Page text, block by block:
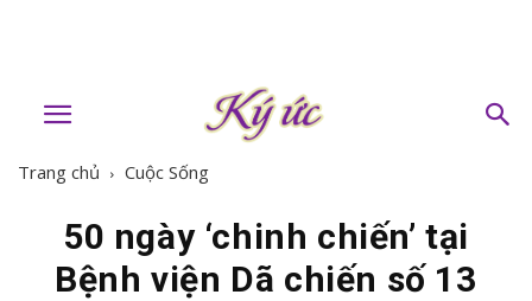
Trang chủ Cuộc Sống
50 ngày ‘chinh chiến’ tại
Bệnh viện Dã chiến số 13